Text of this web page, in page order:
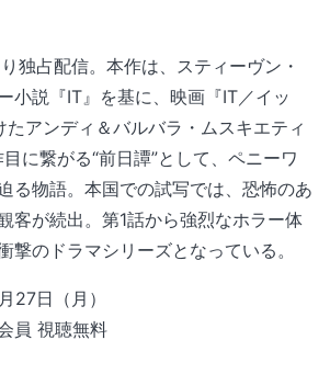
独占配信。本作は、スティーヴン・
小説『IT』を基に、映画『IT／イッ
たアンディ＆バルバラ・ムスキエティ
に繋がる“前日譚”として、ペニーワ
る物語。本国での試写では、恐怖のあ
客が続出。第1話から強烈なホラー体
撃のドラマシリーズとなっている。
27日（月）
員 視聴無料